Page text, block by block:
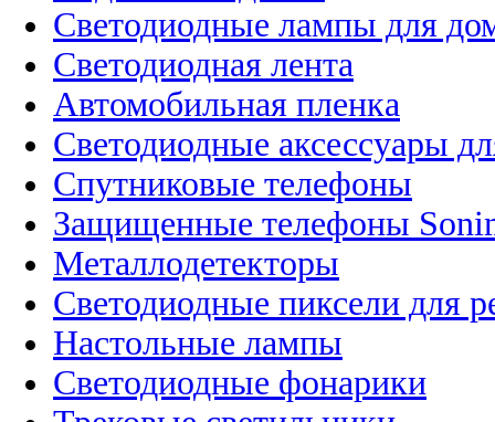
Светодиодные лампы для
Светодиодная лента
Автомобильная пленка
Светодиодные аксессуары
Спутниковые телефоны
Защищенные телефоны
Металлодетекторы
Светодиодные пиксели для
Настольные лампы
Светодиодные фонарики